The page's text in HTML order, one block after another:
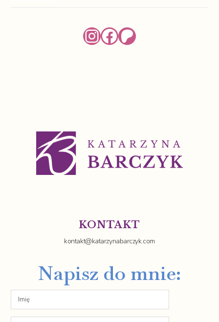
KONTAKT
kontakt@katarzynabarczyk.com
Napisz do mnie: